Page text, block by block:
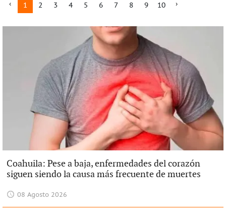
1 2 3 4 5 6 7 8 9 10
Coahuila: Pese a baja, enfermedades del corazón
siguen siendo la causa más frecuente de muertes
08 Agosto 2026